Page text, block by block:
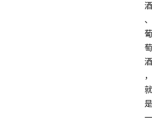
酒
、
葡
萄
酒
，
就
是
一